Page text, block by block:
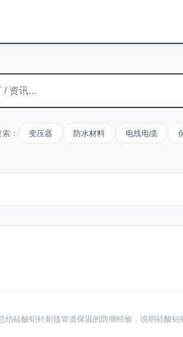
： 变压器 防水材料 电线电缆
硅酸铝针刺毯管道保温的防潮经验，说明硅酸铝